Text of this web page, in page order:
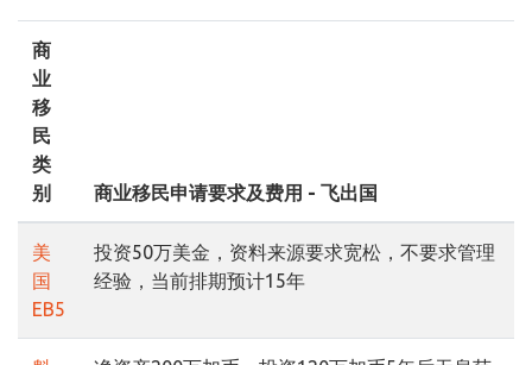
商
业
移
民
类
别
商业移民申请要求及费用 - 飞出国
美
国
EB5
投资50万美金，资料来源要求宽松，不要求管理
经验，当前排期预计15年